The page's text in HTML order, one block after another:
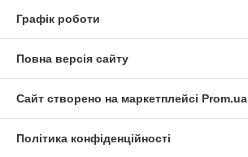
Графік роботи
Повна версія сайту
Сайт створено на маркетплейсі Prom.ua
Політика конфіденційності